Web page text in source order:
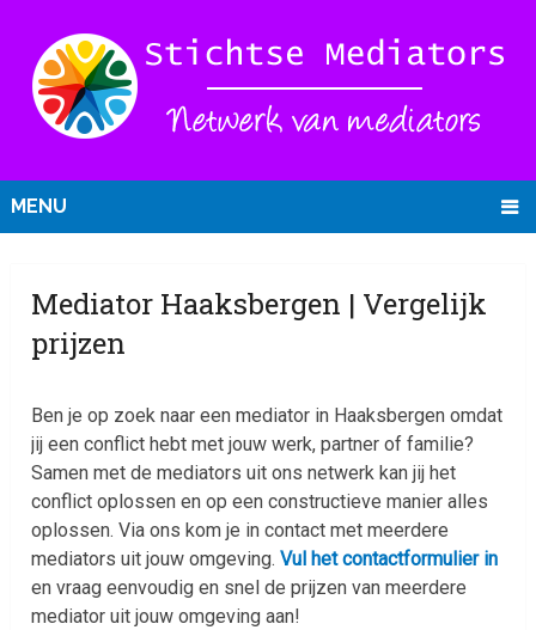
MENU
Mediator Haaksbergen | Vergelijk
prijzen
Ben je op zoek naar een mediator in Haaksbergen omdat
jij een conflict hebt met jouw werk, partner of familie?
Samen met de mediators uit ons netwerk kan jij het
conflict oplossen en op een constructieve manier alles
oplossen. Via ons kom je in contact met meerdere
mediators uit jouw omgeving.Vul het contactformulier in
en vraag eenvoudig en snel de prijzen van meerdere
mediator uit jouw omgeving aan!